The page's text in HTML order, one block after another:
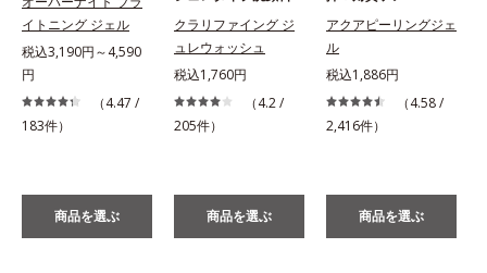
イトニング ジェル
税込3,190円～4,590
円
（4.47 /
183件）
商品を選ぶ
クラリファイング ジ
ュレウォッシュ
税込1,760円
（4.2 /
205件）
商品を選ぶ
アクアピーリングジェ
ル
税込1,886円
（4.58 /
2,416件）
商品を選ぶ